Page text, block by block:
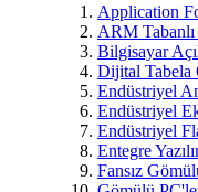
Application
ARM Tabanlı
Bilgisayar
Dijital Tabela
Endüstriyel
Endüstriyel
Endüstriyel
Entegre
Fansız